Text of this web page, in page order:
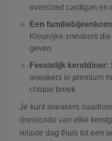
oversized cardigan en
Een
Kleurrijke sneakers
geven
Feestelijk kerstdiner:
sneakers in premium
chique broek
Je kunt sneakers
dresscode van elke
relaxte dag thuis tot een